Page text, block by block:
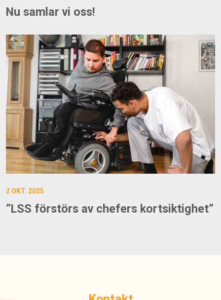
Nu samlar vi oss!
2 OKT. 2025
”LSS förstörs av chefers kortsiktighet”